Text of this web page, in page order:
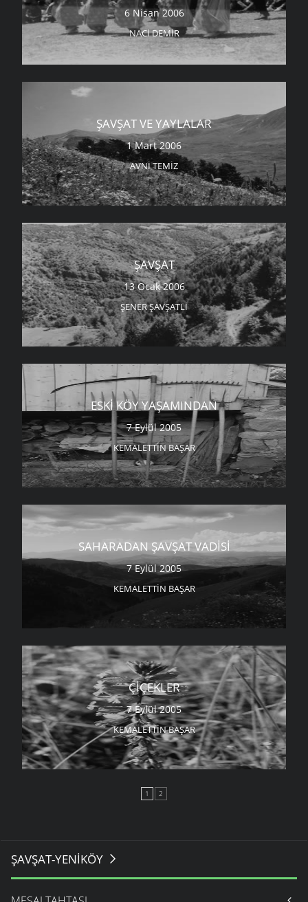
6 Nisan 2006
NACI DEMIR
ŞAVŞAT VE YAYLALAR
1 Mart 2006
AVNI TEMIZ
ŞAVŞAT
13 Ocak 2006
ŞENER ŞAVŞATLI
ESKI KÖY YAŞAMINDAN
7 Eylül 2005
KEMALETTIN BAŞAR
SAHARADAN ŞAVŞAT VADISI
7 Eylül 2005
KEMALETTIN BAŞAR
ÇIÇEKLER
7 Eylül 2005
KEMALETTIN BAŞAR
1 2
ŞAVŞAT-YENIKÖY